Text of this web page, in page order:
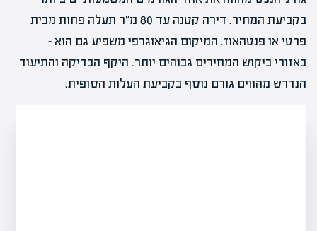
בקביעת המחיר. דירה קטנה עד 80 מ"ר תעלה פחות מבית
פרטי או פנטהאוז. המיקום הגיאוגרפי משפיע גם הוא –
באזורי ביקוש המחירים גבוהים יותר. היקף הבדיקה והתיעוד
הנדרש מהווים גורם נוסף בקביעת העלות הסופית.